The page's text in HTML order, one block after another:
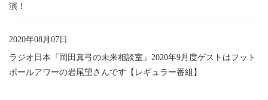
演！
2020年08月07日
ラジオ日本『岡田真弓の未来相談室』2020年9月度ゲストはフット
ボールアワーの岩尾望さんです【レギュラー番組】